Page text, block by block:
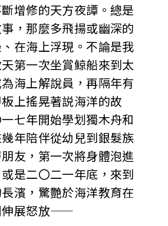
增修的天方夜譚。總是
，那麼多飛揚或幽深的
在海上浮現。不論是我
第一次坐賞鯨船來到太
海上解說員，再隔年有
上搖晃著説海洋的故
七年開始學划獨木舟和
年陪伴從幼兒到銀髮族
友，第一次將身體泡進
是二〇二一年底，來到
濱，驚艷於海洋教育在
伸展怒放——